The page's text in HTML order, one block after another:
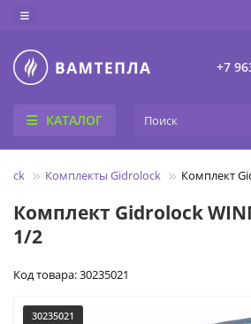
+7
КАТАЛОГ
Комплекты Gidrolock Комплект
Комплект Gidrolock
1/2
Код товара: 30235021
30235021